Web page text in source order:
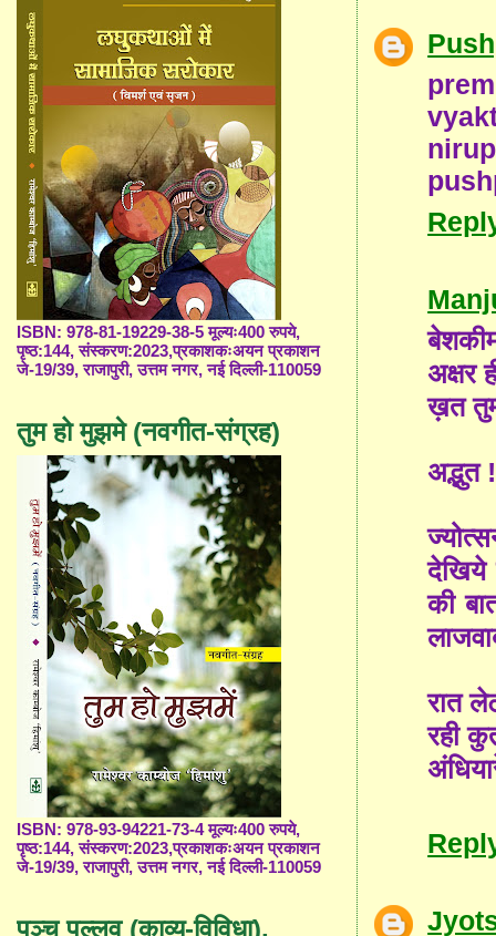
अक्षर
ख़त
अद्भुत
की
रात
रही
ISBN: 978-81-19229-38-5 मूल्यः400 रुपये,
पृष्ठ:144, संस्करण:2023,प्रकाशकःअयन प्रकाशन
जे-19/39, राजापुरी, उत्तम नगर, नई दिल्ली-110059
तुम हो मुझमे (नवगीत-संग्रह)
ISBN: 978-93-94221-73-4 मूल्यः400 रुपये,
पृष्ठ:144, संस्करण:2023,प्रकाशकःअयन प्रकाशन
जे-19/39, राजापुरी, उत्तम नगर, नई दिल्ली-110059
पञ्च पल्लव (काव्य-विविधा),